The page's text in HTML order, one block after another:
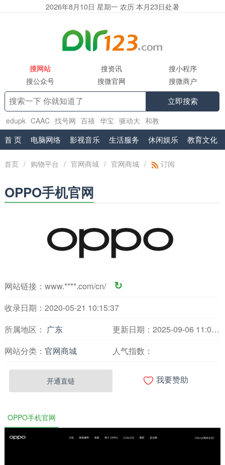
2026年8月10日 星期一 农历 本月23日处暑
搜网站 搜资讯
搜小程序
搜公众号
搜微官网 搜微商户
立即搜索
edupk CAAC 找号网 百禧 华宝 驱动大 和教
www.shuifa.cn 腾讯企业邮箱服务商
首 页 电脑网络 影视音乐 生活服务 休闲娱乐 教育文化
首页 / 购物平台 / 官网商城 / 官网商城 / 订阅
OPPO手机官网
网站链接： www.****.com/cn/ ↻
收录日期：2020-05-21 10:15:37
所属地区： 广东
更新日期：2025-09-06 11:02:12
网站分类： 官网商城 人气指数：
开通直链  我要赞助
OPPO手机官网